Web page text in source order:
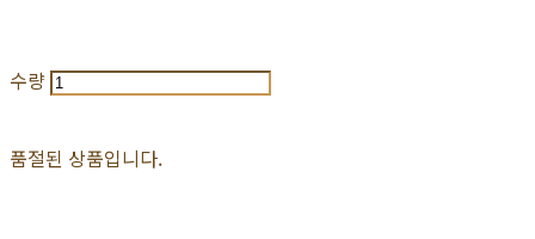
수량
품절된 상품입니다.